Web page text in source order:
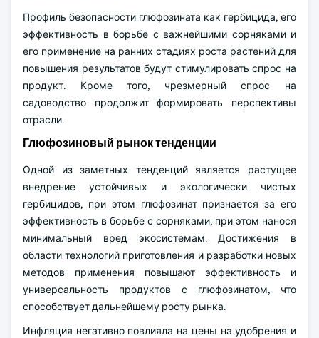
Профиль безопасности глюфозината как гербицида, его
эффективность в борьбе с важнейшими сорняками и
его применение на ранних стадиях роста растений для
повышения результатов будут стимулировать спрос на
продукт. Кроме того, чрезмерный спрос на
садоводство продолжит формировать перспективы
отрасли.
Глюфозиновый рынок тенденции
Одной из заметных тенденций является растущее
внедрение устойчивых и экологически чистых
гербицидов, при этом глюфозинат признается за его
эффективность в борьбе с сорняками, при этом нанося
минимальный вред экосистемам. Достижения в
области технологий приготовления и разработки новых
методов применения повышают эффективность и
универсальность продуктов с глюфозинатом, что
способствует дальнейшему росту рынка.
Инфляция негативно повлияла на цены на удобрения и